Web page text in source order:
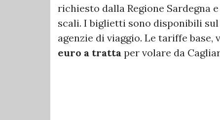
richiesto dalla Regione Sardegna
scali. I biglietti sono disponibili
agenzie di viaggio. Le tariffe
euro a tratta per volare da